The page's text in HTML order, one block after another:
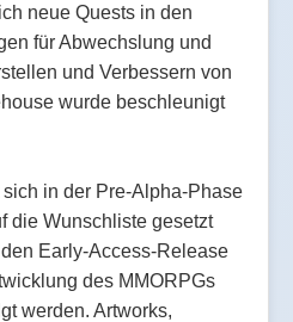
neue Quests in den
für Abwechslung und
und Verbessern von
wurde beschleunigt
in der Pre-Alpha-Phase
die Wunschliste gesetzt
Early-Access-Release
des MMORPGs
werden. Artworks,